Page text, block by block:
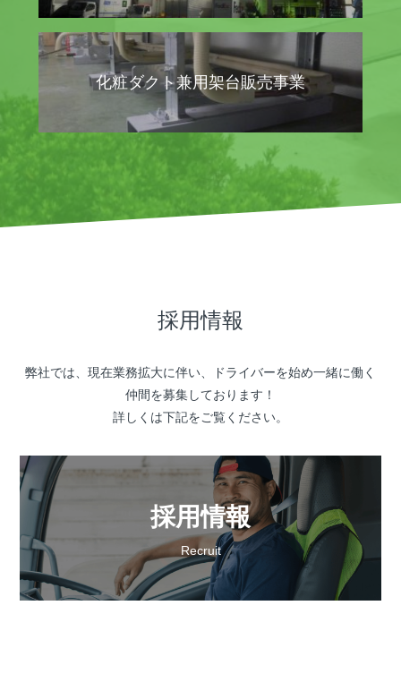
化粧ダクト兼用架台販売事業
採用情報
弊社では、現在業務拡大に伴い、ドライバーを始め一緒に働く
仲間を募集しております！
詳しくは下記をご覧ください。
採用情報
Recruit